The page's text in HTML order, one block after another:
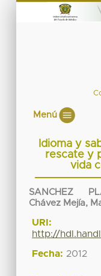
Menú
Idioma y
rescate y
vida
SANCHEZ
Chávez Mejía,
URI:
http://
Fecha: 2012